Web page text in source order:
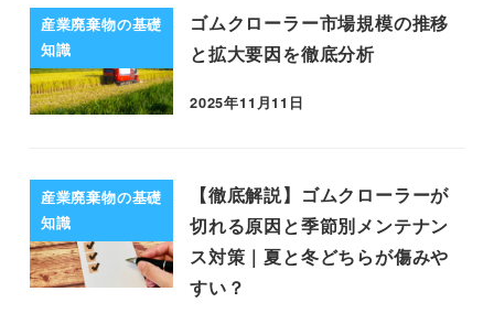
産業廃棄物の基礎
知識
ゴムクローラー市場規模の推移
と拡大要因を徹底分析
2025年11月11日
産業廃棄物の基礎
知識
【徹底解説】ゴムクローラーが
切れる原因と季節別メンテナン
ス対策｜夏と冬どちらが傷みや
すい？